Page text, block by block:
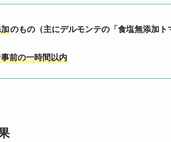
のもの（主にデルモンテの「食塩無添加ト
前の一時間以内